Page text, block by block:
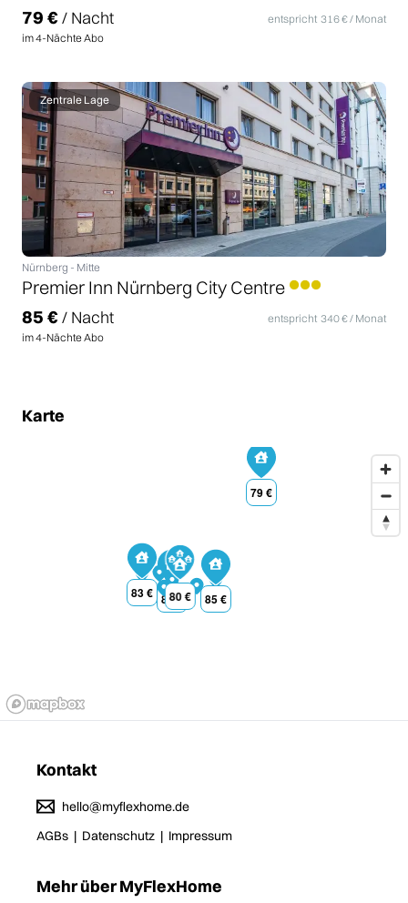
Karte
83€
80€
83€
79€
85€
79 €/ Nacht
im4-Nächte Abo
entspricht 316€ / Monat
Zentrale Lage
Nürnberg - Mitte
Premier Inn Nürnberg City Centre
85 €/ Nacht
im4-Nächte Abo
entspricht 340€ / Monat
Kontakt
hello@myflexhome.de
AGBs | Datenschutz | Impressum
Mehr über MyFlexHome